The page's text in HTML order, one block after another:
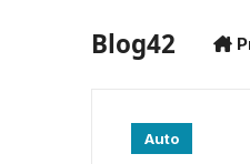
Blog42
Auto